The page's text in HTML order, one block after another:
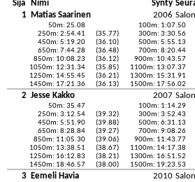
Sija Nimi Synty
1
Matias Saarinen 2006
50m: 25.08 100m: 1:07.50
250m: 2:54.41
(35.77) 300m: 3:30.56
450m: 5:19.20
(36.10) 500m: 5:55.13
650m: 7:44.28
(36.48) 700m: 8:20.44
850m: 10:08.23
(36.12) 900m: 10:43.57
1050m: 12:31.34
(35.85) 1100m: 13:07.37
1250m: 14:55.45
(36.21) 1300m: 15:31.91
1450m: 17:21.36
(36.13) 1500m: 17:56.02
2 Jesse Kakko 2007
50m: 35.47 100m: 1:14.29
250m: 3:12.54
(39.32) 300m: 3:52.43
450m: 5:51.90
(39.88) 500m: 6:31.13
650m: 8:28.84
(39.27) 700m: 9:08.26
850m: 11:05.30
(39.06) 900m: 11:43.77
1050m: 13:38.51
(38.67) 1100m: 14:17.38
1250m: 16:12.83
(38.21) 1300m: 16:51.52
1450m: 18:46.57
(38.00) 1500m: 19:23.53
3 Eemeli Havia 2010